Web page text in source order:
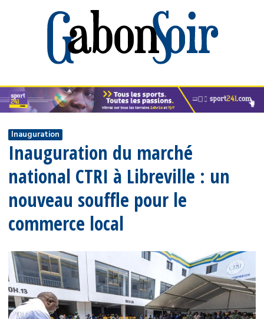
Inauguration
Inauguration du marché
national CTRI à Libreville : un
nouveau souffle pour le
commerce local